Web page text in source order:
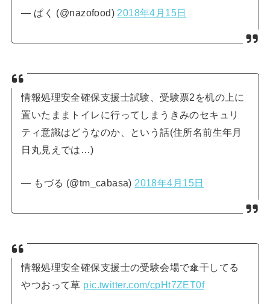
— ぱく (@nazofood) 2018年4月15日
情報処理安全確保支援士試験、受験票2を机の上に
置いたままトイレに行ってしまうきみのセキュリ
ティ意識はどうなのか、という話(住所名前生年月
日丸見えでは…)
— もづる (@tm_cabasa) 2018年4月15日
情報処理安全確保支援士の受験会場で傘干してる
やつおって草 pic.twitter.com/cpHt7ZET0f